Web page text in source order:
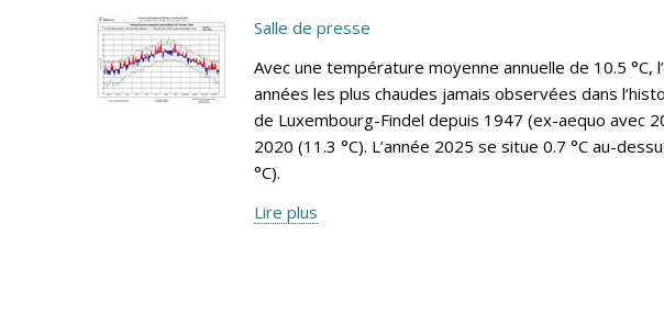
Salle de presse
Avec une température moyenne annuelle de 10.5 °C,
années les plus chaudes jamais observées dans
de Luxembourg-Findel depuis 1947 (ex-aequo avec
2020 (11.3 °C). L’année 2025 se situe 0.7 °C au-
°C).
Lire plus